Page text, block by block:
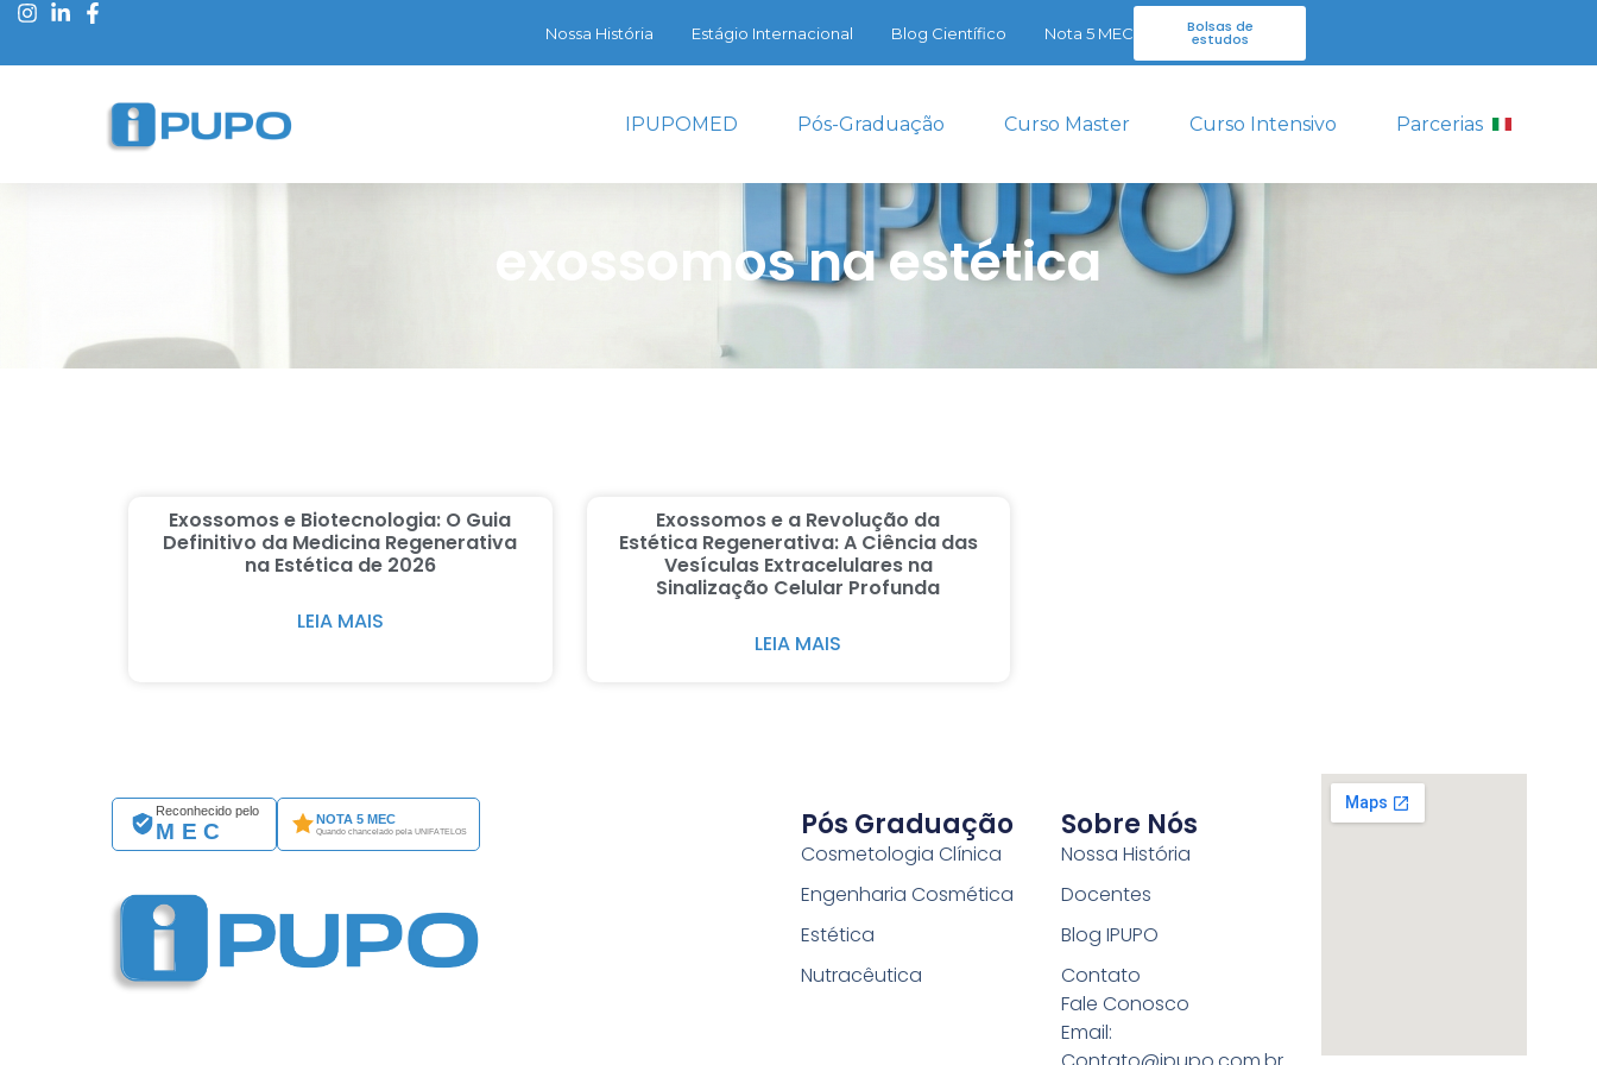
Bolsas de
estudos
Nossa História Estágio Internacional Blog Científico Nota 5 MEC
IPUPOMED Pós-Graduação Curso Master Curso Intensivo Parcerias
exossomos na estética
Exossomos e Biotecnologia: O Guia
Definitivo da Medicina Regenerativa
na Estética de 2026
LEIA MAIS
Exossomos e a Revolução da
Estética Regenerativa: A Ciência das
Vesículas Extracelulares na
Sinalização Celular Profunda
LEIA MAIS
Reconhecido pelo
MEC
NOTA 5 MEC
Quando chancelado pela UNIFATELOS Pós Graduação
Cosmetologia Clínica
Engenharia Cosmética
Estética
Nutracêutica
Sobre Nós
Nossa História
Docentes
Blog IPUPO
Contato
Fale Conosco
Email: